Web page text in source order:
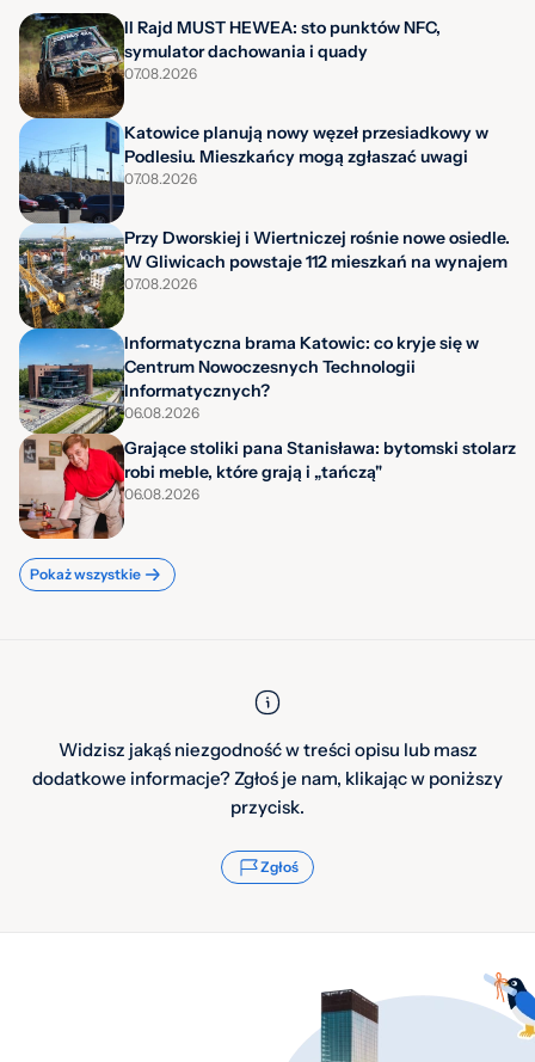
II Rajd MUST HEWEA: sto punktów NFC,
symulator dachowania i quady
07.08.2026
Katowice planują nowy węzeł przesiadkowy w
Podlesiu. Mieszkańcy mogą zgłaszać uwagi
07.08.2026
Przy Dworskiej i Wiertniczej rośnie nowe osiedle.
W Gliwicach powstaje 112 mieszkań na wynajem
07.08.2026
Informatyczna brama Katowic: co kryje się w
Centrum Nowoczesnych Technologii
Informatycznych?
06.08.2026
Grające stoliki pana Stanisława: bytomski stolarz
robi meble, które grają i „tańczą"
06.08.2026
Pokaż wszystkie
Widzisz jakąś niezgodność w treści opisu lub masz
dodatkowe informacje? Zgłoś je nam, klikając w poniższy
przycisk.
Zgłoś